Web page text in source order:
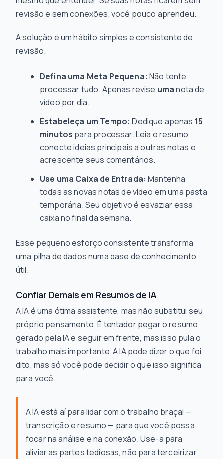
revisão e sem conexões, você pouco aprendeu.
A solução é um hábito simples e consistente de
revisão.
Defina uma Meta Pequena: Não tente
processar tudo. Apenas revise umanota de
vídeo por dia.
Estabeleça um Tempo: Dedique apenas 15
minutos para processar. Leia o resumo,
conecte ideias principais a outras notas e
acrescente seus comentários.
Use uma Caixa de Entrada: Mantenha
todas as novas notas de vídeo em uma pasta
temporária. Seu objetivo é esvaziar essa
caixa no final da semana.
Esse pequeno esforço consistente transforma
uma pilha de dados numa base de conhecimento
útil.
Confiar Demais em Resumos de IA
A IA é uma ótima assistente, mas não substitui seu
próprio pensamento. É tentador pegar o resumo
gerado pela IA e seguir em frente, mas isso pula o
trabalho mais importante. A IA pode dizero que foi
dito, mas só você pode decidir o que isso significa
para você.
A IA está aí para lidar com o trabalho braçal —
transcrição e resumo — para que você possa
focar na análise e na conexão. Use-a para
aliviar as partes tediosas, não para terceirizar